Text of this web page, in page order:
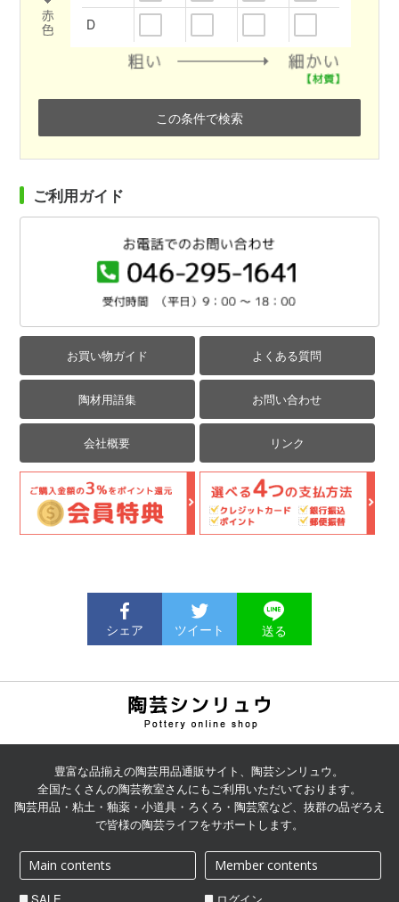
D
この条件で検索
ご利用ガイド
お買い物ガイド よくある質問
陶材用語集 お問い合わせ
会社概要 リンク
シェア ツイート 送る
豊富な品揃えの陶芸用品通販サイト、陶芸シンリュウ。
全国たくさんの陶芸教室さんにもご利用いただいております。
陶芸用品・粘土・釉薬・小道具・ろくろ・陶芸窯など、抜群の品ぞろえ
で皆様の陶芸ライフをサポートします。
Main contents
Member contents